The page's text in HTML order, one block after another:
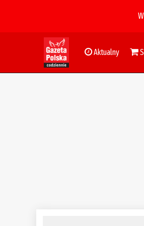
Aktualny